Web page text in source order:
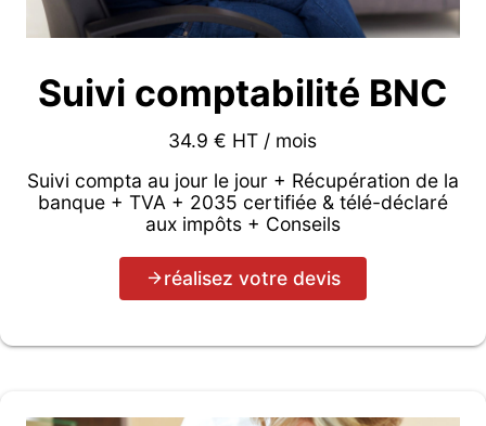
Suivi comptabilité BNC
34.9 € HT / mois
Suivi compta au jour le jour + Récupération de la
banque + TVA + 2035 certifiée & télé-déclaré
aux impôts + Conseils
réalisez votre devis